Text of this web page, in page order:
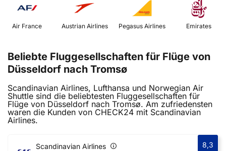
Air France Austrian Airlines Emirates
Beliebte Fluggesellschaften für Flüge von
Düsseldorf nach Tromsø
Scandinavian Airlines, Lufthansa und Norwegian Air
Shuttle sind die beliebtesten Fluggesellschaften für
Flüge von Düsseldorf nach Tromsø. Am zufriedensten
waren die Kunden von CHECK24 mit Scandinavian
Airlines.
Scandinavian Airlines 8,3